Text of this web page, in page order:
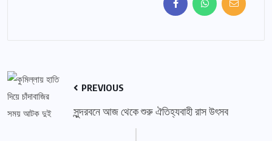
PREVIOUS
সুন্দরবনে আজ থেকে শুরু ঐতিহ্যবাহী রাস উৎসব